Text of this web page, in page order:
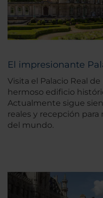
El impresionante
Visita el Palacio Real
hermoso edificio
Actualmente sigue
reales y recepción
del mundo.